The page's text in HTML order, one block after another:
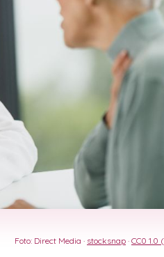
Foto: Direct Media · stocksnap · CC0 1.0